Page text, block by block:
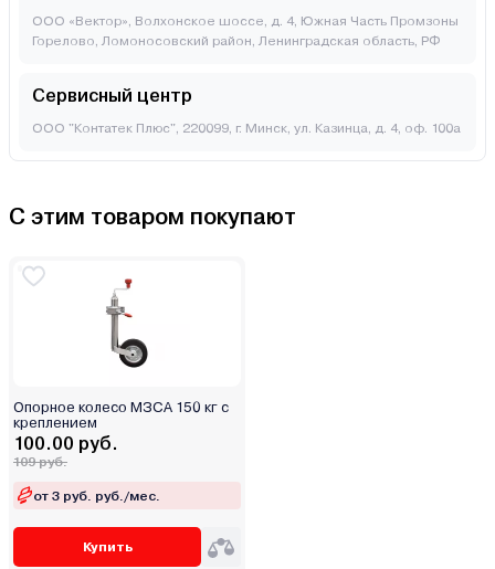
ООО «Вектор», Волхонское шоссе, д. 4, Южная Часть Промзоны
Горелово, Ломоносовский район, Ленинградская область, РФ
Сервисный центр
ООО "Контатек Плюс", 220099, г. Минск, ул. Казинца, д. 4, оф. 100а
С этим товаром покупают
Опорное колесо МЗСА 150 кг с
креплением
100.00 руб.
109 руб.
от 3 руб. руб./мес.
Купить